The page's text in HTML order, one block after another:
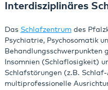
Interdisziplinäres
Das Schlafzentrumdes
Psychiatrie, Psychosomatik
Behandlungsschwerpunkten
Insomnien (Schlaflosigkeit)
Schlafstörungen (z.B.
multiprofessionelle